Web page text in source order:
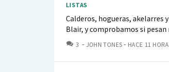
LISTAS
Calderos, hogueras, akelarres
Blair, y comprobamos si pesan
3 COMENTARIOS
JOHN TONES HACE 11